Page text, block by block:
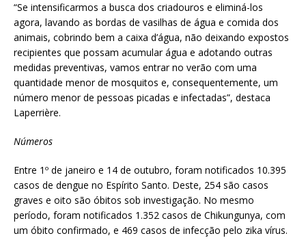
“Se intensificarmos a busca dos criadouros e eliminá-los
agora, lavando as bordas de vasilhas de água e comida dos
animais, cobrindo bem a caixa d’água, não deixando expostos
recipientes que possam acumular água e adotando outras
medidas preventivas, vamos entrar no verão com uma
quantidade menor de mosquitos e, consequentemente, um
número menor de pessoas picadas e infectadas”, destaca
Laperrière.
Números
Entre 1º de janeiro e 14 de outubro, foram notificados 10.395
casos de dengue no Espírito Santo. Deste, 254 são casos
graves e oito são óbitos sob investigação. No mesmo
período, foram notificados 1.352 casos de Chikungunya, com
um óbito confirmado, e 469 casos de infecção pelo zika vírus.